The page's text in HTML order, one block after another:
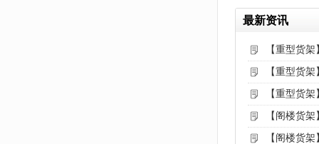
最新资讯
【重型货
【重型货
【重型货
【阁楼货
【阁楼货